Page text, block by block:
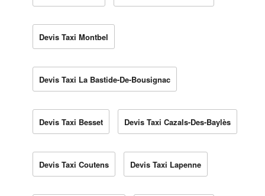
Devis Taxi Montbel
Devis Taxi La Bastide-De-Bousignac
Devis Taxi Besset Devis Taxi Cazals-Des-Baylès
Devis Taxi Coutens Devis Taxi Lapenne